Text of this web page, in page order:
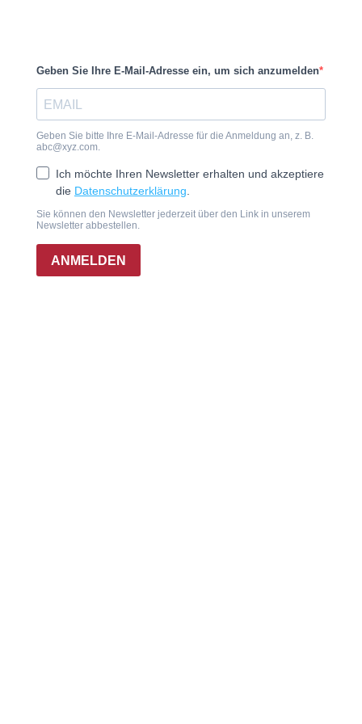
Geben Sie Ihre E-Mail-Adresse ein, um sich anzumelden
Geben Sie bitte Ihre E-Mail-Adresse für die Anmeldung an, z. B.
abc@xyz.com.
Ich möchte Ihren Newsletter erhalten und akzeptiere
die Datenschutzerklärung
Sie können den Newsletter jederzeit über den Link in unserem
Newsletter abbestellen.
ANMELDEN